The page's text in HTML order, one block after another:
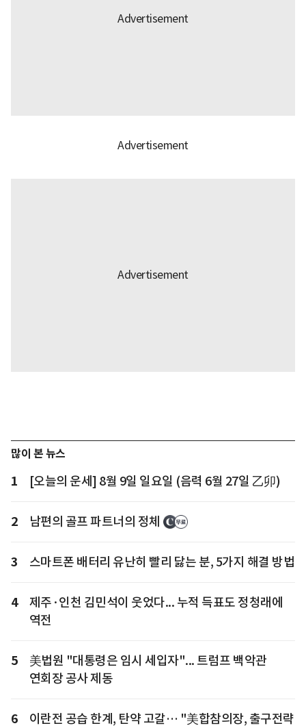
많이 본 뉴스
1 [오늘의 운세] 8월 9일 일요일 (음력 6월 27일 乙卯)
2 남편의 골프 파트너의 정체
3 스마트폰 배터리 유난히 빨리 닳는 분, 5가지 해결 방법
4
제주·인천 김민석이 웃었다... 누적 득표도 정청래에
역전
5
美법원 "대통령은 임시 세입자"... 트럼프 백악관
연회장 공사 제동
6
이란전 공습 한계, 탄약 고갈… "美합참의장, 출구전략